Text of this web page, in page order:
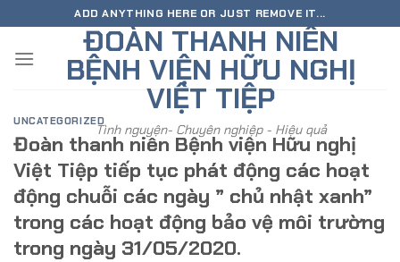
to
content
ADD ANYTHING HERE OR JUST REMOVE IT...
ĐOÀN THANH NIÊN
BỆNH VIỆN HỮU NGHỊ
VIỆT TIỆP
Tình nguyện- Chuyên nghiệp - Hiệu quả
UNCATEGORIZED
Đoàn thanh niên Bệnh viện Hữu nghị
Việt Tiệp tiếp tục phát động các hoạt
động chuỗi các ngày ” chủ nhật xanh”
trong các hoạt động bảo vệ môi trường
trong ngày 31/05/2020.